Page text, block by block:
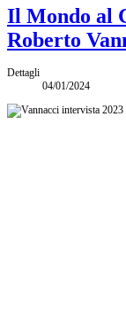
Il Mondo al
Roberto
Dettagli
04/01/2024